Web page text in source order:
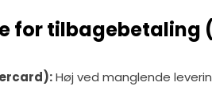
for tilbagebetaling
Høj ved manglende